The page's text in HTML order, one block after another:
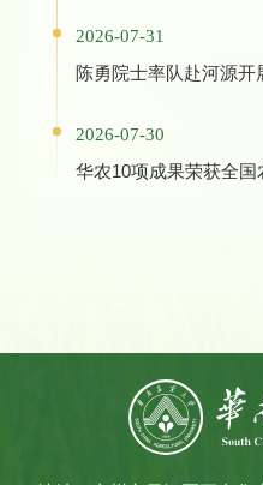
2026-07-31
陈勇院士率队赴河源开
2026-07-30
华农10项成果荣获全国